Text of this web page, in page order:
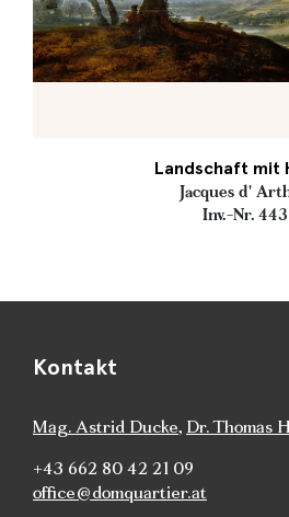
Landschaft mit
Jacques d'
Inv.-Nr. 443
Kontakt
Mag. Astrid Ducke, Dr. Thomas
+43 662 80 42 21 09
office@domquartier.at